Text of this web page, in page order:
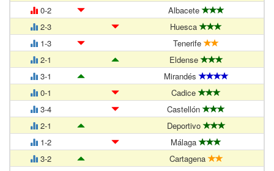
0-2
Albacete
2-3
Huesca
1-3
Tenerife
2-1
Eldense
3-1
Mirandés
0-1
Cadice
3-4
Castellón
2-1
Deportivo
1-2
Málaga
3-2
Cartagena